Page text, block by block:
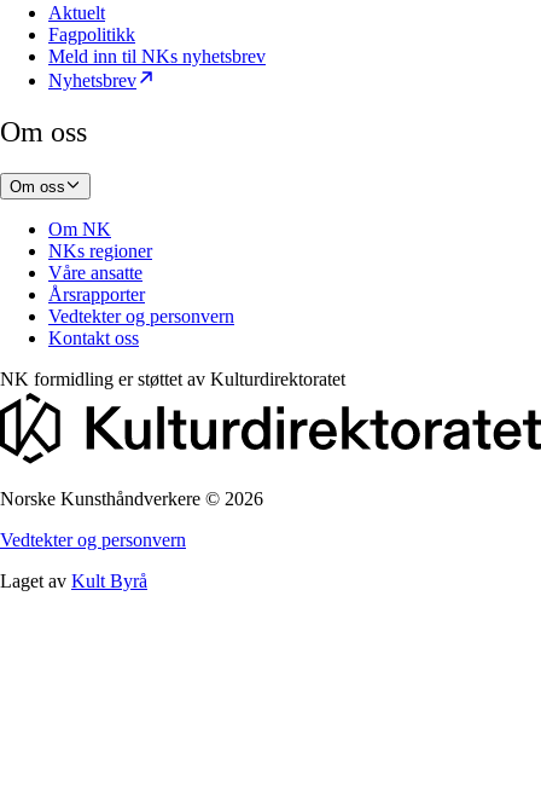
Aktuelt
Fagpolitikk
Meld inn til NKs nyhetsbrev
Nyhetsbrev
Om oss
Om oss
Om NK
NKs regioner
Våre ansatte
Årsrapporter
Vedtekter og personvern
Kontakt oss
NK formidling er støttet av Kulturdirektoratet
Norske Kunsthåndverkere © 2026
Vedtekter og personvern
Laget av Kult Byrå